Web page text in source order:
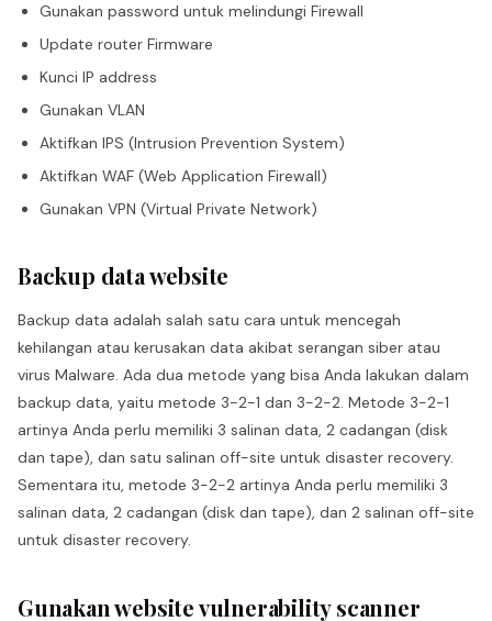
Gunakan password untuk melindungi Firewall
Update router Firmware
Kunci IP address
Gunakan VLAN
Aktifkan IPS (Intrusion Prevention System)
Aktifkan WAF (Web Application Firewall)
Gunakan VPN (Virtual Private Network)
Backup data website
Backup data adalah salah satu cara untuk mencegah
kehilangan atau kerusakan data akibat serangan siber atau
virus Malware. Ada dua metode yang bisa Anda lakukan dalam
backup data, yaitu metode 3-2-1 dan 3-2-2. Metode 3-2-1
artinya Anda perlu memiliki 3 salinan data, 2 cadangan (disk
dan tape), dan satu salinan off-site untuk disaster recovery.
Sementara itu, metode 3-2-2 artinya Anda perlu memiliki 3
salinan data, 2 cadangan (disk dan tape), dan 2 salinan off-site
untuk disaster recovery.
Gunakan website vulnerability scanner